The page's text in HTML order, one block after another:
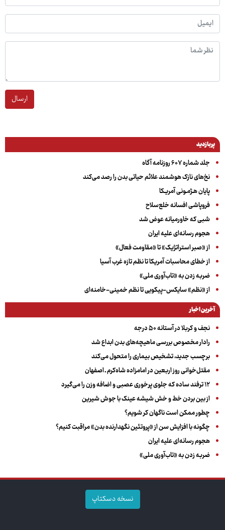
ارسال
پربازدید
جلد شماره ۶۰۷ روزنامه آگاه
نخ‌های نازک هوشمند علائم حیاتی بدن را رصد می‌کند
پایان هـژمـونی آمریـکا
فروپاشی افسانه خلع‌سلاح
شبی که خاورمیانه عوض شد
هجوم رسانه‌ای علیه ایران
از «صبر استراتژیک» تا «مقاومت فعال»
از خطای محاسبات آمریکا تا نظم تازه غرب آسیا
ضربه زدن به «تاب‌آوری ملی»
از «نظم» سایکس-پیکویی تا نظم خمینی-خامنه‌ای
آخرین اخبار
نجف و کربلا در آستانه ۵۰ درجه
رادار مخصوص بررسی ماهیچه‌های بدن ابداع شد
برچسب جدید، تشخیص بیماری را متحول می‌کند
مقتل‌خوانی روز اربعین در امامزاده شاه‌کرم ـ اصفهان
۱۲ ترفند ساده که جلوی پرخوری عصبی و اضافه ‌وزن را می‌گیرد
از بین بردن خط و خش شیشه عینک با جوش شیرین
چطور ممکن است ناگهان کر شویم؟
چگونه با افزایش سن از «پروتئین نگهدارنده بدن» مراقبت کنیم؟
هجوم رسانه‌ای علیه ایران
ضربه زدن به «تاب‌آوری ملی»
نسخه دسکتاپ